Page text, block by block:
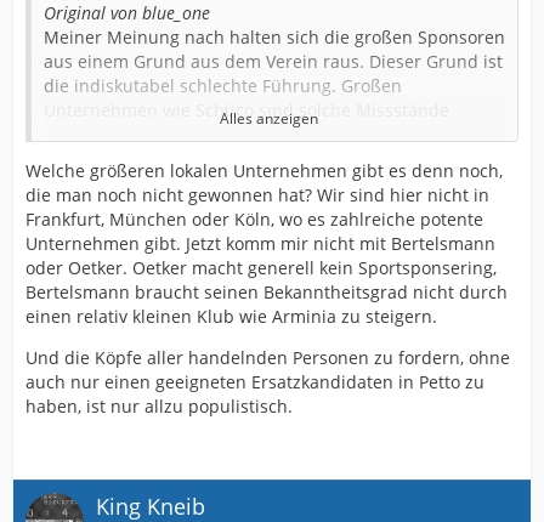
Original von blue_one
Meiner Meinung nach halten sich die großen Sponsoren
aus einem Grund aus dem Verein raus. Dieser Grund ist
die indiskutabel schlechte Führung. Großen
Unternehmen wie Schüco sind solche Missstände
Im Klartext heißt das für die Unternehmen: Wenn wir da
mit viel Geld einsteige, dann unterstütze ich eine
schlechte Vereinsführung und riskiere meinen Ruf
unter Wirtschaftsexperten.
Spätestens seit der Ära Lamm wissen die lokalen
Unternehmen, warum sie den DSC nicht sponsorn
sollten. Die Führungsriege hat sich seitdem doch kaum
verändert, Schwick sitzt immer noch ganz oben. Wo
Lamm das Geld verpulverte, spart Kentsch uns heute
kaputt.
sieht wer bei Sportfive arbeitet, bei aller Liebe, aber
Marketing stelle ich mir anders vor.
Alles anzeigen
Welche größeren lokalen Unternehmen gibt es denn noch,
die man noch nicht gewonnen hat? Wir sind hier nicht in
Frankfurt, München oder Köln, wo es zahlreiche potente
Unternehmen gibt. Jetzt komm mir nicht mit Bertelsmann
oder Oetker. Oetker macht generell kein Sportsponsering,
Bertelsmann braucht seinen Bekanntheitsgrad nicht durch
einen relativ kleinen Klub wie Arminia zu steigern.
Und die Köpfe aller handelnden Personen zu fordern, ohne
auch nur einen geeigneten Ersatzkandidaten in Petto zu
haben, ist nur allzu populistisch.
King Kneib